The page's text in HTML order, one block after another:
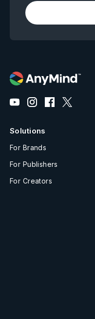
Solutions
For Brands
For Publishers
For Creators